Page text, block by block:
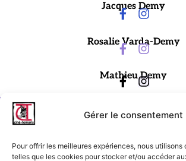
Gérer le consentement
Pour offrir les meilleures expériences, nous utilisons
telles que les cookies pour stocker et/ou accéder
Jacques Demy
Rosalie Varda-Demy
Mathieu Demy